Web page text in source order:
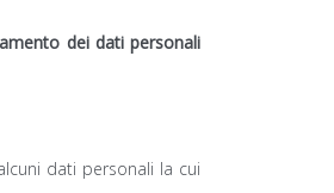
dei dati personali
dati personali la cui